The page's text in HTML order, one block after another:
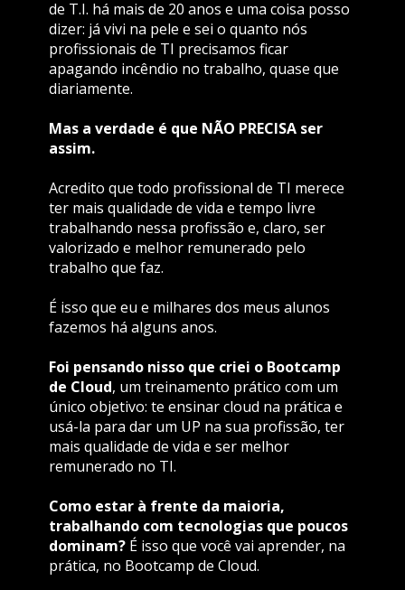
de T.I. há mais de 20 anos e uma coisa posso
dizer: já vivi na pele e sei o quanto nós
profissionais de TI precisamos ficar
apagando incêndio no trabalho, quase que
diariamente.
Mas a verdade é que NÃO PRECISA ser
assim.
Acredito que todo profissional de TI merece
ter mais qualidade de vida e tempo livre
trabalhando nessa profissão e, claro, ser
valorizado e melhor remunerado pelo
trabalho que faz.
É isso que eu e milhares dos meus alunos
fazemos há alguns anos.
Foi pensando nisso que criei o Bootcamp
de Cloud, um treinamento prático com um
único objetivo: te ensinar cloud na prática e
usá-la para dar um UP na sua profissão, ter
mais qualidade de vida e ser melhor
remunerado no TI.
Como estar à frente da maioria,
trabalhando com tecnologias que poucos
dominam? É isso que você vai aprender, na
prática, no Bootcamp de Cloud.